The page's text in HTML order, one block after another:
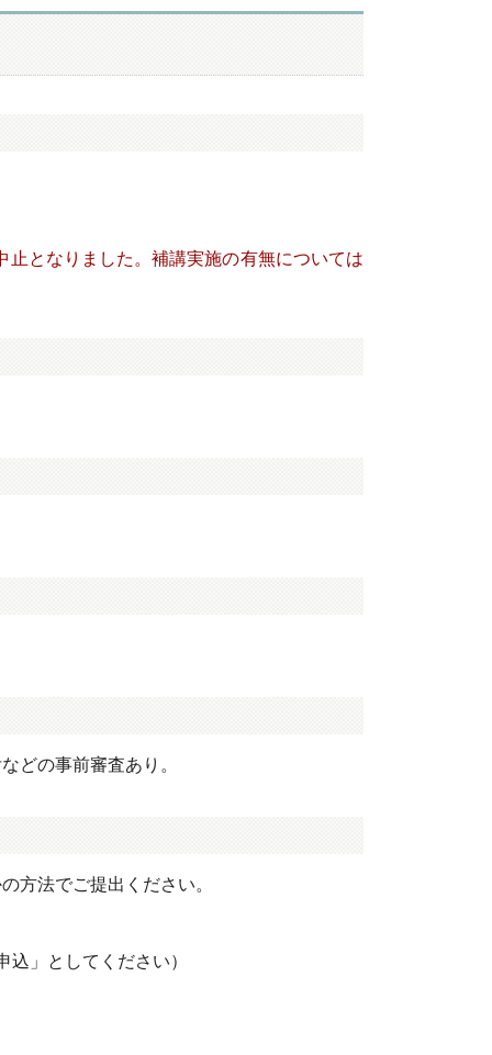
となりました。補講実施の有無については
どの事前審査あり。
方法でご提出ください。
」としてください）